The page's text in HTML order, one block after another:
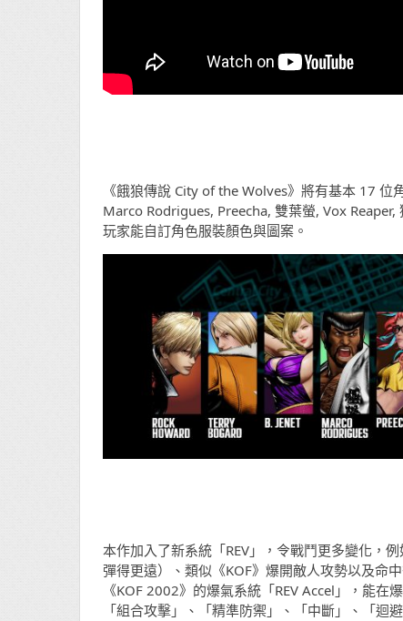
《餓狼傳說 City of the Wolves》將有基本 17
Marco Rodrigues, Preecha, 雙葉螢, Vox Reaper,
玩家能自訂角色服裝顏色與圖案。
本作加入了新系統「REV」，令戰鬥更多變化，
彈得更遠）、類似《KOF》爆開敵人攻勢以及命
《KOF 2002》的爆氣系統「REV Accel」，能
「組合攻擊」、「精準防禦」、「中斷」、「迴